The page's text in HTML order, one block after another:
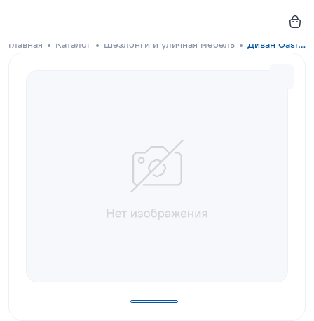
Главная Каталог Шезлонги и уличная мебель Диван Oasis Wave Blue